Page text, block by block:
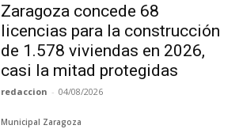
Zaragoza concede 68
licencias para la construcción
de 1.578 viviendas en 2026,
casi la mitad protegidas
redaccion - 04/08/2026
Municipal Zaragoza